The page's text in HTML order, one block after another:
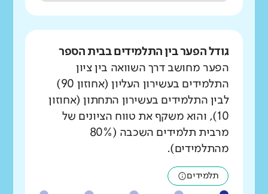
גודל הפער בין התלמידים בבית הספר
הפער מחושב דרך השוואה בין ציון
התלמידים בעשירון העליון (אחוזון 90)
לבין התלמידים בעשירון התחתון (אחוזון
10), והוא משקף את טווח הציונים של
מרבית תלמידים השכבה (80%
מהתלמידים).
תלמידים